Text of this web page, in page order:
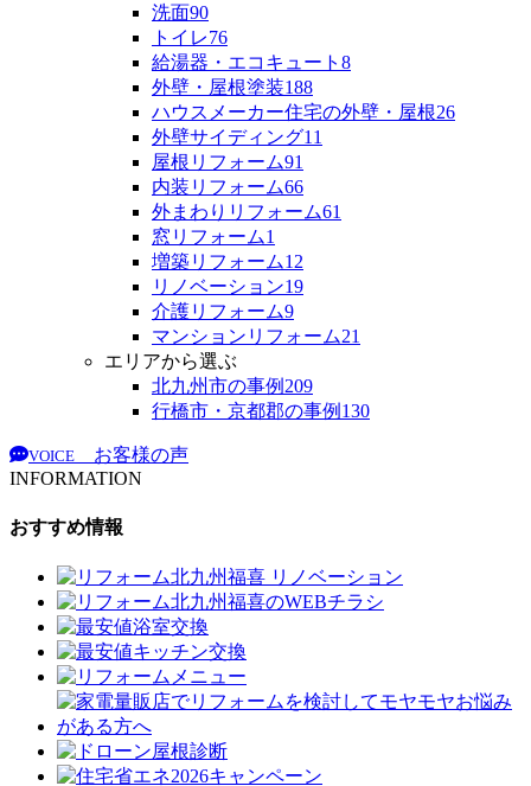
洗面90
トイレ76
給湯器・エコキュート 8
外壁・屋根塗装188
ハウスメーカー住宅の外壁・屋根26
外壁サイディング11
屋根リフォーム91
内装リフォーム66
外まわりリフォーム61
窓リフォーム1
増築リフォーム12
リノベーション19
介護リフォーム9
マンションリフォーム21
エリアから選ぶ
北九州市の事例209
行橋市・京都郡の事例 130
VOICE
お客様の声
INFORMATION
おすすめ情報